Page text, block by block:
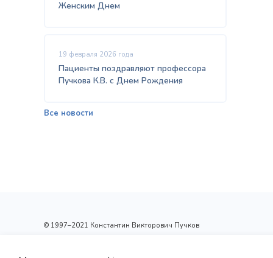
Женским Днем
19 февраля 2026 года
Пациенты поздравляют профессора
Пучкова К.В. с Днем Рождения
Все новости
© 1997–2021 Константин Викторович Пучков
выдана Департаментом здравоохранения г.Москвы